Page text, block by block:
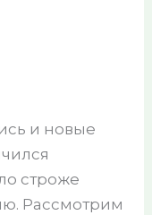
и новые
строже
Рассмотрим